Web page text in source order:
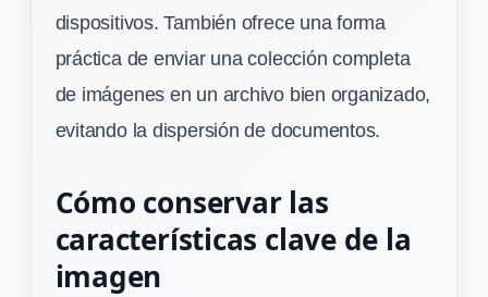
dispositivos. También ofrece una forma
práctica de enviar una colección completa
de imágenes en un archivo bien organizado,
evitando la dispersión de documentos.
Cómo conservar las
características clave de la
imagen